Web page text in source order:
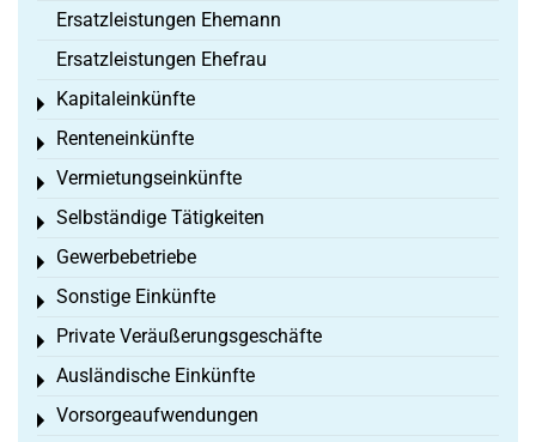
Ersatzleistungen Ehemann
Ersatzleistungen Ehefrau
Kapitaleinkünfte
Toggle menu
Renteneinkünfte
Toggle menu
Vermietungseinkünfte
Toggle menu
Selbständige Tätigkeiten
Toggle menu
Gewerbebetriebe
Toggle menu
Sonstige Einkünfte
Toggle menu
Private Veräußerungsgeschäfte
Toggle menu
Ausländische Einkünfte
Toggle menu
Vorsorgeaufwendungen
Toggle menu